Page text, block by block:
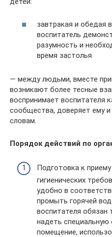
завтракая и обедая
воспитатель
разумность и
время застолья
— между людьми, вместе
возникают более тесные
воспринимает воспитателя
сообщества, доверяет ему и
словам.
Порядок действий по
Подготовка к
гигиенических
удобно в
промыть горячей
воспитателя
надеть специальную
помещение,